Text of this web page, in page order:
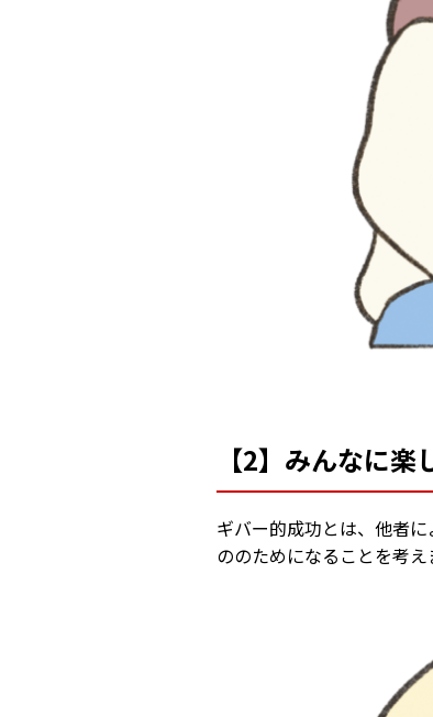
【2】みんなに
ギバー的成功とは、他者
ののためになることを考